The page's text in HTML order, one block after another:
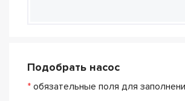
Подобрать насос
* обязательные поля для